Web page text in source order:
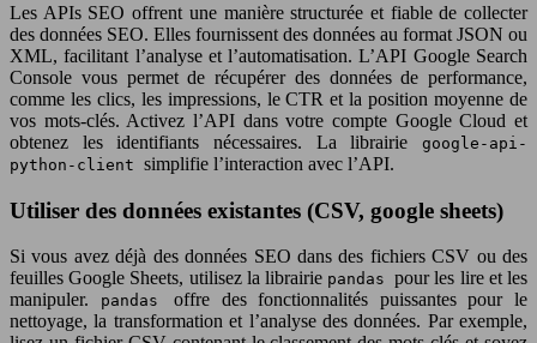
Les APIs SEO offrent une manière structurée et fiable de collecter
des données SEO. Elles fournissent des données au format JSON ou
XML, facilitant l’analyse et l’automatisation. L’API Google Search
Console vous permet de récupérer des données de performance,
comme les clics, les impressions, le CTR et la position moyenne de
vos mots-clés. Activez l’API dans votre compte Google Cloud et
obtenez les identifiants nécessaires. La librairie google-api-
python-client simplifie l’interaction avec l’API.
Utiliser des données existantes (CSV, google sheets)
Si vous avez déjà des données SEO dans des fichiers CSV ou des
feuilles Google Sheets, utilisez la librairie pandaspour les lire et les
manipuler.
pandasoffre des fonctionnalités puissantes pour le
nettoyage, la transformation et l’analyse des données. Par exemple,